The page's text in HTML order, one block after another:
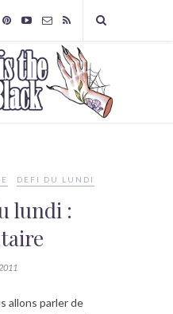
DEFI DU LUNDI
lundi :
allons parler de